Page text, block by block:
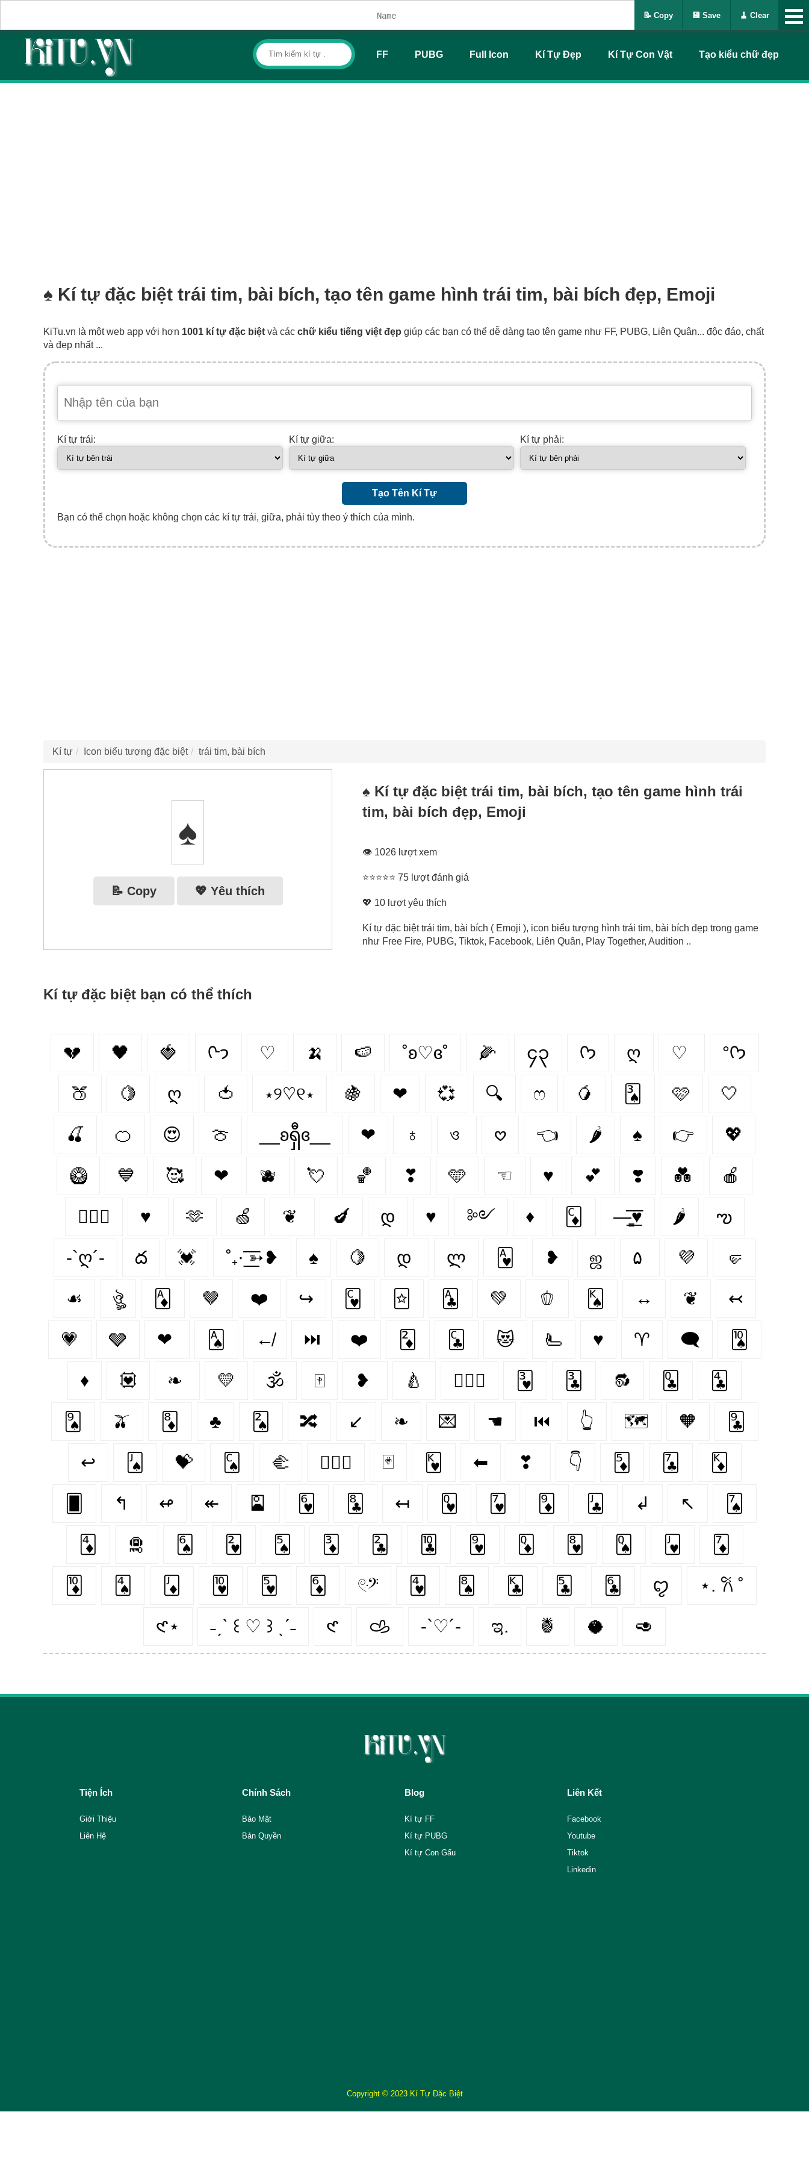
FF PUBG Full Icon Kí Tự Đẹp Kí Tự Con Vật Tạo kiểu chữ đẹp
♠️ Kí tự đặc biệt trái tim, bài bích, tạo tên game hình trái tim, bài bích đẹp, Emoji
KiTu.vn là một web app với hơn 1001 kí tự đặc biệt và các chữ kiểu tiếng việt đẹp giúp các bạn có thể dễ dàng tạo tên game như FF, PUBG, Liên Quân... độc đáo, chất
và đẹp nhất ...
Kí tự trái: Kí tự giữa: Kí tự phải:
Tạo Tên Kí Tự
Bạn có thể chọn hoặc không chọn các kí tự trái, giữa, phải tùy theo ý thích của mình.
Kí tự Icon biểu tượng đặc biệt trái tim, bài bích
♠️
📝 Copy 💖 Yêu thích
♠️ Kí tự đặc biệt trái tim, bài bích, tạo tên game hình trái
tim, bài bích đẹp, Emoji
👁 1026 lượt xem
⭐⭐⭐⭐⭐ 75 lượt đánh giá
💖 10 lượt yêu thích
Kí tự đặc biệt trái tim, bài bích ( Emoji ), icon biểu tượng hình trái tim, bài bích đẹp trong game
như Free Fire, PUBG, Tiktok, Facebook, Liên Quân, Play Together, Audition ..
Kí tự đặc biệt bạn có thể thích
💔 🖤 🍓 ᢉ𐭩 ♡ 🍌 🍉 ˚ʚ♡ɞ˚ 🌽 ၄၃ ᡣ𐭩 ღ ♡ °ᡣ𐭩
🍑 🍋 ღ 🍅 ⋆୨♡୧⋆ 🍇 ❤︎ 💞 🔍 ෆ 🥭 🂣 🩷 🤍
🍒 🍊 😍 🍈 __ʚရှီɞ__ ❤ ♁ ও 𖹭 👈 🌶️ ♠ 👉 💖
🥝 💙 🥰 ❤︎‬ 🫐 💘 🏀 ❣ 🩵 ☜ ♥ 💕 ❣️ 💑 🍎
👩‍❤️‍👨 ♥ 🫶 🍏 ❦ 🍆 დ ♥︎ ༻ ♦️ 🃌 —̳͟͞͞♥ 🌶 ఌ︎
-`ღ´- ద 💓 ˚₊· ͟͟͞͞➳❥ ♠️ 🍋‍ დ ლ 🂱 ❥ ஜ ۵ 💜 🤛
☙ ঔৣ 🃁 🤎 ❤️‍ ↪ 🂼 🃟 🃑 💚 🫑 🂮 ↔ ❦ ↢
💗 🩶 ❤ 🂡 ↚ ⏭ ❤️ 🃂 🃜 😻 🫷 ♥️ ♈︎ 🗨 🂪
♦ 💟 ❧ 💛 🕉 🀄 ❥ 🍐 👨‍❤️‍👨 🂳 🃓 🔂 🃝 🃔
🂩 🫒 🃈 ♣️ 🂢 🔀 ↙ ❧ 💌 ☚ ⏮ 👆 🗺️ 🧡 🃙
↩ 🂫 💝 🂬 🫲 👩‍❤️‍👩 🃏 🂾 ⬅ ❣ 👇 🃅 🃗 🃎
↰ ↫ ↞ 🎴 🂶 🃘 ↤ 🂽 🂷 🃉 🃛 ↲ ↖ 🂧
🃄 🛅 🂦 🂲 🂥 🃃 🃒 🃚 🂹 🃍 🂸 🂭 🂻 🃇
🃊 🂤 🃋 🂺 🂵 🃆 𓏲ּ𝄢 🂴 🂨 🃞 🃕 🃖 ꨄ︎ ⋆. 𐙚 ˚
𑣲⋆ ˗ˏˋ ꒰ ♡ ꒱ ˎˊ˗ 𑣲 𐚁 -`♡´- ಇ. 🍍 🥥 🥑
Tiện Ích
Giới Thiệu
Liên Hệ
Chính Sách
Bảo Mật
Bản Quyền
Blog
Kí tự FF
Kí tự PUBG
Kí tự Con Gấu
Liên Kết
Facebook
Youtube
Tiktok
Linkedin
Copyright © 2023 Kí Tự Đặc Biệt
📝 Copy 💾 Save 🧹 Clear